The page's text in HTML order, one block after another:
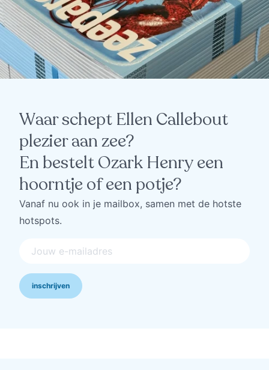
Waar schept Ellen Callebout
plezier aan zee?
En bestelt Ozark Henry een
hoorntje of een potje?
Vanaf nu ook in je mailbox, samen met de hotste
hotspots.
inschrijven